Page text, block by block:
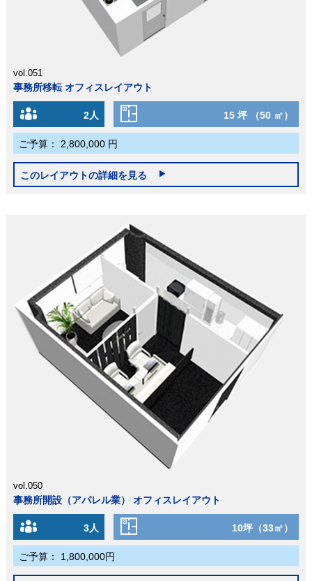
vol.051
事務所移転 オフィスレイアウト
2人 15 坪 （50 ㎡）
ご予算： 2,800,000 円
このレイアウトの詳細を見る
vol.050
事務所開設（アパレル業） オフィスレイアウト
3人 10坪（33㎡）
ご予算： 1,800,000円